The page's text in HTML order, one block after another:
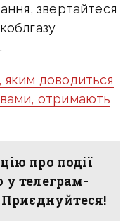
звертайтеся
яким доводиться
отримають
про події
у телеграм-
Приєднуйтеся!